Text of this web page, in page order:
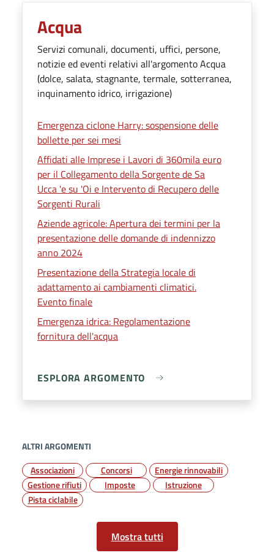
Acqua
Servizi comunali, documenti, uffici, persone,
notizie ed eventi relativi all'argomento Acqua
(dolce, salata, stagnante, termale, sotterranea,
inquinamento idrico, irrigazione)
Emergenza ciclone Harry: sospensione delle
bollette per sei mesi
Affidati alle Imprese i Lavori di 360mila euro
per il Collegamento della Sorgente de Sa
Ucca 'e su 'Oi e Intervento di Recupero delle
Sorgenti Rurali
Aziende agricole: Apertura dei termini per la
presentazione delle domande di indennizzo
anno 2024
Presentazione della Strategia locale di
adattamento ai cambiamenti climatici.
Evento finale
Emergenza idrica: Regolamentazione
fornitura dell'acqua
ESPLORA ARGOMENTO
ALTRI ARGOMENTI
Associazioni
Concorsi
Energie rinnovabili
Gestione rifiuti
Imposte
Istruzione
Pista ciclabile
Mostra tutti